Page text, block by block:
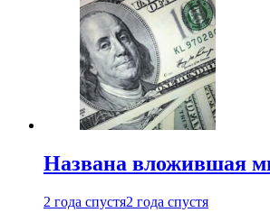
Названа вложившая
2 года спустя2 года спустя